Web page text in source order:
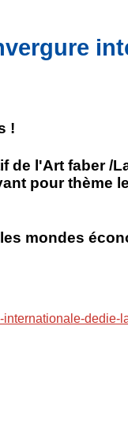
!
de l'Art faber /
pour thème
mondes
dedie-